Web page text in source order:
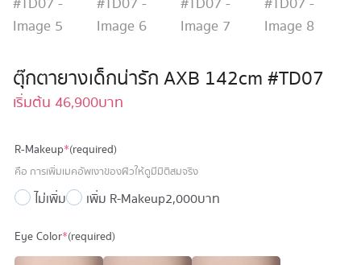
ตุ๊กตายางเด็กน่ารัก AXB 142cm #TD07
เริ่มต้น 46,900บาท
R-Makeup*(required)
คือ การเพิ่มเมคอัพเงาของผิวให้ดูมีมิติสมจริง
ไม่เพิ่ม เพิ่ม R-Makeup2,000 บาท
Eye Color*(required)